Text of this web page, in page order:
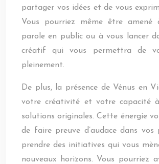
partager vos idées et de vous
Vous pourriez même être amené
parole en public ou à vous lancer
créatif qui vous permettra de
pleinement.
De plus, la présence de Vénus en
votre créativité et votre capacité
solutions originales. Cette énergie
de faire preuve d’audace dans
prendre des initiatives qui vous
nouveaux horizons. Vous pourriez